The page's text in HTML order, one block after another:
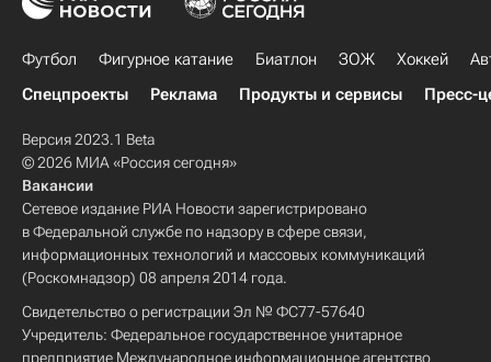
Футбол Фигурное катание Биатлон ЗОЖ Хоккей
Спецпроекты
Реклама Продукты и сервисы Пресс-
Версия 2023.1 Beta
© 2026 МИА «Россия сегодня»
Вакансии
Сетевое издание РИА Новости зарегистрировано
в Федеральной службе по надзору в сфере связи,
информационных технологий и массовых коммуникаций
(Роскомнадзор) 08 апреля 2014 года.
Свидетельство о регистрации Эл № ФС77-57640
Учредитель: Федеральное государственное унитарное
предприятие Международное информационное агентство